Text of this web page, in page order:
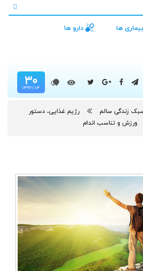
بیماری ها دارو ها
۳۰
۱۳۹۲/۰۴
زندگی سالم
رژیم غذایی، دستور
ورزش و تناسب اندام